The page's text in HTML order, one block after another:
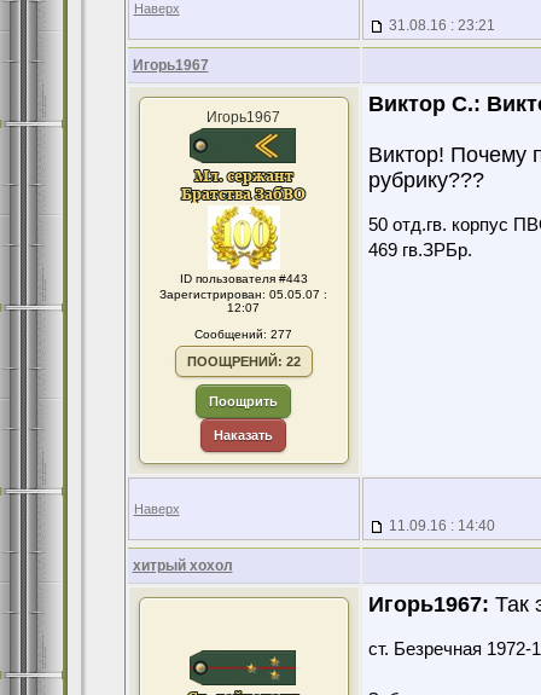
Наверх
31.08.16 : 23:21
Игорь1967
Игорь1967
ID пользователя #443
Зарегистрирован: 05.05.07 :
12:07
Сообщений: 277
ПООЩРЕНИЙ: 22
Поощрить
Наказать
Виктор С.:
Виктор! Почему
рубрику???
50 отд.гв. корпус
469 гв.ЗРБр.
Наверх
11.09.16 : 14:40
хитрый хохол
Игорь1967: Так
ст. Безречная